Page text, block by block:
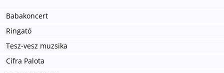
Babakoncert
Ringató
Tesz-vesz muzsika
Cifra Palota